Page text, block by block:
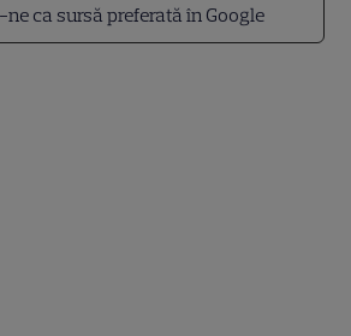
ca sursă preferată în Google